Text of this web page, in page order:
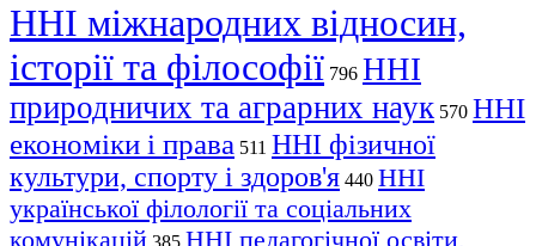
ННІ міжнародних відносин,
історії та філософії 796 ННІ
природничих та аграрних наук 570 ННІ
економіки і права 511 ННІ фізичної
культури, спорту і здоров'я 440 ННІ
української філології та соціальних
комунікацій 385 ННІ педагогічної освіти,